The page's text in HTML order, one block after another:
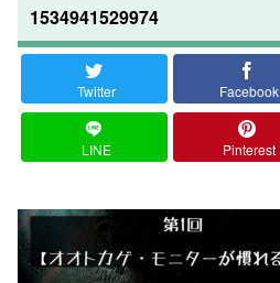
1534941529974
Twitter Facebook
LINE Pinterest